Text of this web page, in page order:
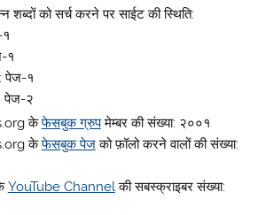
शब्दों को सर्च करने पर साईट की स्थिति:
१
पेज-१
पेज-२
केफेसबुक ग्रुपमेम्बर की संख्या: २००१
केफेसबुक पेजको फ़ॉलो करने वालों की संख्या:
YouTube Channelकी सबस्क्राइबर संख्या: